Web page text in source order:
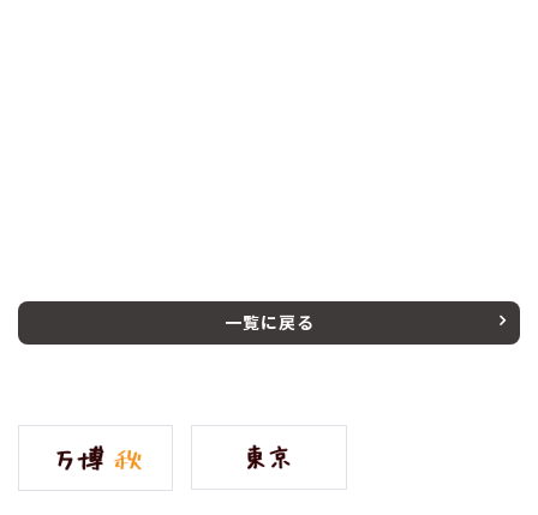
一覧に戻る